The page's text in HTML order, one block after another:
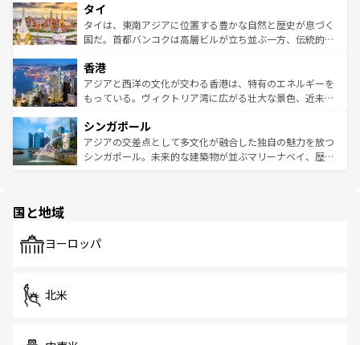
リティに包まれながら、韓国の多彩な魅力を心ゆくまで味
わってみてほしい。 なお、新着の韓国情報はコンテンツ一
覧を参照してほしい。
急速な発展と共に伝統が息づく。ハノイの古い町並みやホ
ーチミン市のフランス統治時代の建物も、独特の雰囲気を
醸し出している。また、バラエティの豊かさとおいしさで
とつ。フォーやバインミー、ベトナムコーヒーなどは、ぜ
ひ現地で味わいたい。どの地域を訪れてもあたたかい人々
が旅行者を迎えてくれるので、きっと忘れられない旅にな
参照してほしい。
タイ
タイは、東南アジアに位置する豊かな自然と歴史が息づく
国だ。首都バンコクは高層ビルが立ち並ぶ一方、伝統的な
の活気が交差している。北部ではチェンマイなどの山岳地
帯で自然と触れ合い、南部ではプーケットやクラビの美し
いビーチでリゾート気分を楽しむことができる。タイ料理
激する。気候は一年中温暖で、どの季節にも異なる楽しみ
が待っている。親しみやすいタイの人々、仏教を中心とし
た文化、そして多様な観光資源が、訪れる旅人を魅了し続
香港
アジアと西洋の文化が交わる香港は、特有のエネルギーを
もっている。ヴィクトリア湾に広がる壮大な景色、近未来
み、どこを訪れても感動するはず。観光スポットが密集し
ており、効率よく見どころを回れるのも魅力。息をのむよ
うな絶景から文化的な体験まで、香港を存分に楽しみ尽く
シンガポール
アジアの交差点として多文化が融合した独自の魅力を放つ
シンガポール。未来的な建築物が並ぶマリーナベイ、歴史
で、ホーカーズは地元の風情を楽しめる外せないスポット
国と地域
ヨーロッパ
北米